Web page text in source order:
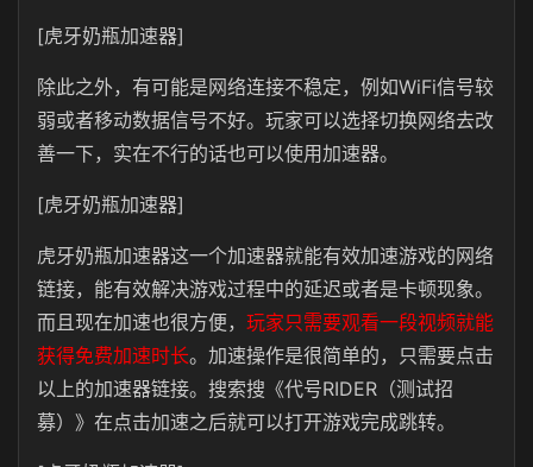
[虎牙奶瓶加速器]
除此之外，有可能是网络连接不稳定，例如WiFi信号较
弱或者移动数据信号不好。玩家可以选择切换网络去改
善一下，实在不行的话也可以使用加速器。
[虎牙奶瓶加速器]
虎牙奶瓶加速器这一个加速器就能有效加速游戏的网络
链接，能有效解决游戏过程中的延迟或者是卡顿现象。
而且现在加速也很方便， 玩家只需要观看一段视频就能
获得免费加速时长。加速操作是很简单的，只需要点击
以上的加速器链接。搜索搜《代号RIDER（测试招
募）》在点击加速之后就可以打开游戏完成跳转。